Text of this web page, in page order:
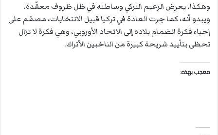
وهكذا، يعرض الزعيم التركي وساطته في ظل ظروف معقّدة،
ويبدو أنه، كما جرت العادة في تركيا قبيل الانتخابات، مصمّم على
إحياء فكرة انضمام بلاده إلى الاتحاد الأوروبي، وهي فكرة لا تزال
تحظى بتأييد شريحة كبيرة من الناخبين الأتراك.
معجب بهذه: